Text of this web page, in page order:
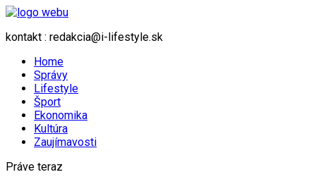
kontakt : redakcia@i-lifestyle.sk
Home
Správy
Lifestyle
Šport
Ekonomika
Kultúra
Zaujímavosti
Práve teraz